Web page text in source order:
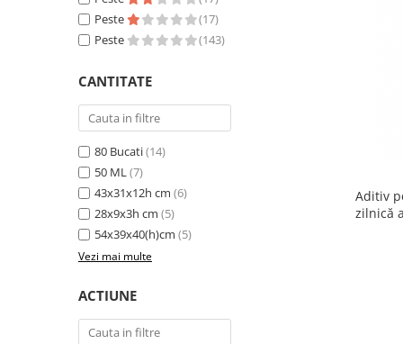
Sampoane si Balsamuri
Servetele Umede
Covorase absorbante
Curatare Ochi
Igiena Interior
Perii si descalcitoare caini
Solutii Atractante si repelente
Custi transport - Pisici
Jucarii Pisici
Paturi, perne si cosuri pentru pisici
Recompense Delicioase
Peste
(17)
Peste
(143)
CANTITATE
80 Bucati(14)
50 ML(7)
43x31x12h cm (6)
28x9x3h cm (5)
54x39x40(h)cm (5)
Vezi mai multe
ACTIUNE
Aditiv
zilnică